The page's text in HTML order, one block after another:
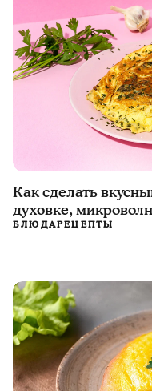
Как сделать
духовке,
БЛЮДАРЕЦЕПТЫ